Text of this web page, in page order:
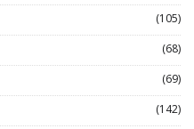
(105)
(68)
(69)
(142)